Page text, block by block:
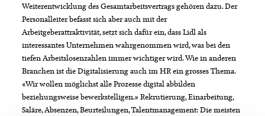
Weiterentwicklung des Gesamtarbeitsvertrags gehören dazu. Der
Personalleiter befasst sich aber auch mit der
Arbeitgeberattraktivität, setzt sich dafür ein, dass Lidl als
interessantes Unternehmen wahrgenommen wird, was bei den
tiefen Arbeitslosenzahlen immer wichtiger wird. Wie in anderen
Branchen ist die Digitalisierung auch im HR ein grosses Thema.
«Wir wollen möglichst alle Prozesse digital abbilden
beziehungsweise bewerkstelligen.» Rekrutierung, Einarbeitung,
Saläre, Absenzen, Beurteilungen, Talentmanagement: Die meisten